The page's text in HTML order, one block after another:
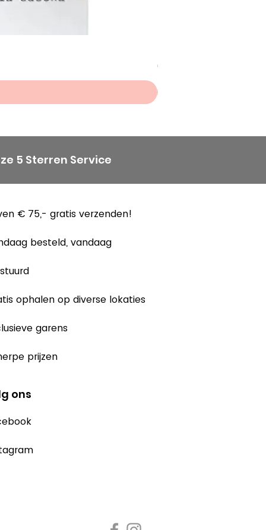
Prijs
€ 8,50
5 Sterren Service
€ 75,- gratis verzenden!
besteld, vandaag
ophalen op diverse lokaties
garens
prijzen
ons